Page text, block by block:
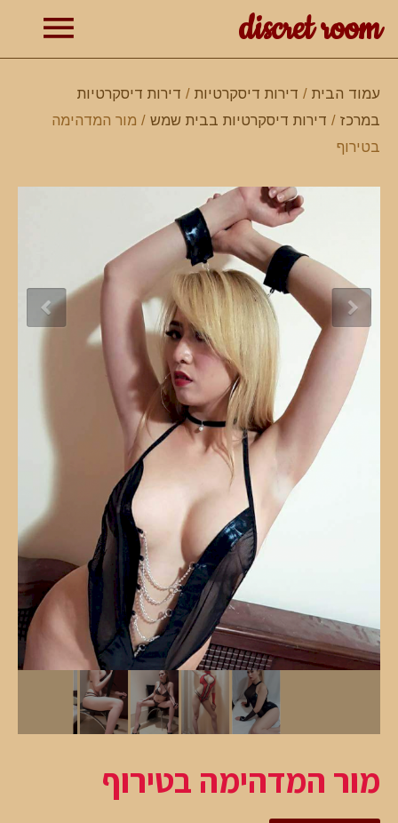
discret room
עמוד הבית / דירות דיסקרטיות / דירות דיסקרטיות
במרכז / דירות דיסקרטיות בבית שמש / מור המדהימה
בטירוף
מור המדהימה בטירוף